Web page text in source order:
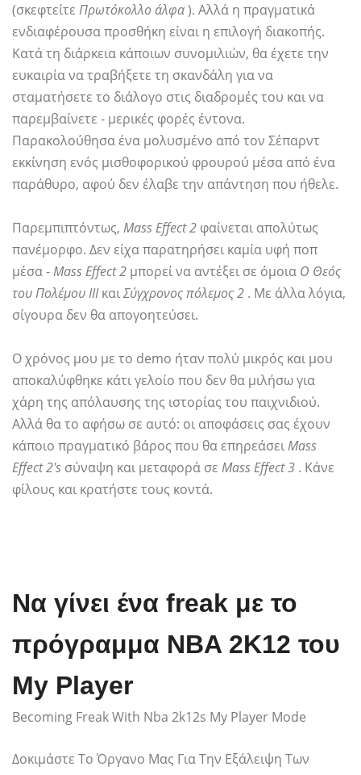
(σκεφτείτε Πρωτόκολλο άλφα). Αλλά η πραγματικά
ενδιαφέρουσα προσθήκη είναι η επιλογή διακοπής.
Κατά τη διάρκεια κάποιων συνομιλιών, θα έχετε την
ευκαιρία να τραβήξετε τη σκανδάλη για να
σταματήσετε το διάλογο στις διαδρομές του και να
παρεμβαίνετε - μερικές φορές έντονα.
Παρακολούθησα ένα μολυσμένο από τον Σέπαρντ
εκκίνηση ενός μισθοφορικού φρουρού μέσα από ένα
παράθυρο, αφού δεν έλαβε την απάντηση που ήθελε.
Παρεμπιπτόντως, Mass Effect 2 φαίνεται απολύτως
πανέμορφο. Δεν είχα παρατηρήσει καμία υφή ποπ
μέσα -Mass Effect 2 μπορεί να αντέξει σε όμοια Ο Θεός
του Πολέμου ΙΙΙκαιΣύγχρονος πόλεμος 2 . Με άλλα λόγια,
σίγουρα δεν θα απογοητεύσει.
Ο χρόνος μου με το demo ήταν πολύ μικρός και μου
αποκαλύφθηκε κάτι γελοίο που δεν θα μιλήσω για
χάρη της απόλαυσης της ιστορίας του παιχνιδιού.
Αλλά θα το αφήσω σε αυτό: οι αποφάσεις σας έχουν
κάποιο πραγματικό βάρος που θα επηρεάσειMass
Effect 2's σύναψη και μεταφορά σε Mass Effect 3 . Κάνε
φίλους και κρατήστε τους κοντά.
Να γίνει ένα freak με το
πρόγραμμα NBA 2K12 του
My Player
Becoming Freak With Nba 2k12s My Player Mode
Δοκιμάστε Το Όργανο Μας Για Την Εξάλειψη Των